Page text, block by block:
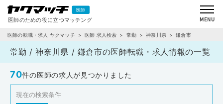
医師の転職・求人 ヤクマッチ 医師 求人検索 常勤 神奈川県 鎌倉市
常勤 / 神奈川県 / 鎌倉市の医師転職・求人情報の一覧
70件の医師の求人が見つかりました
現在の検索条件